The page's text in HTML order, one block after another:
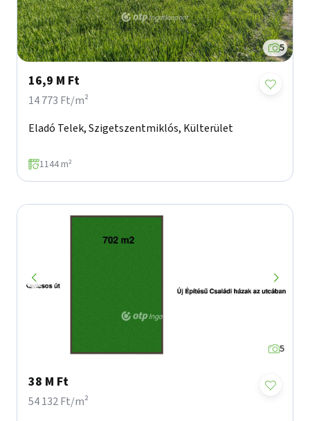
5
16,9 M Ft
14 773 Ft/m²
Eladó Telek, Szigetszentmiklós, Külterület
1144 m²
5
38 M Ft
54 132 Ft/m²